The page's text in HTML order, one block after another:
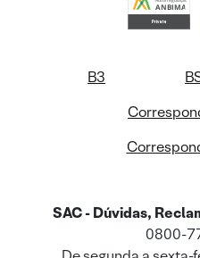
B3
SAC - Dúvidas,
0800-